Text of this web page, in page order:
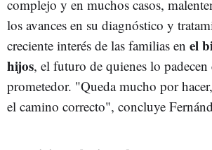
complejo y en muchos casos,
los avances en su diagnóstico y
creciente interés de las familias en el
hijos, el futuro de quienes lo padecen
prometedor. "Queda mucho por
el camino correcto", concluye